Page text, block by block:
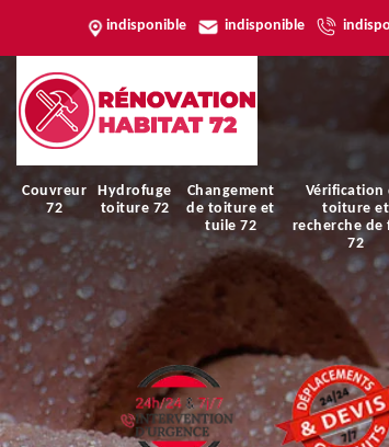
indisponible indisponible
Couvreur
72
Hydrofuge
toiture 72
Changement
de toiture et
tuile 72
Vérification
toiture et
recherche de
72